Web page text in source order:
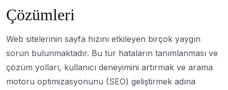
Çözümleri
Web sitelerinin sayfa hızını etkileyen birçok yaygın
sorun bulunmaktadır. Bu tür hataların tanımlanması ve
çözüm yolları, kullanıcı deneyimini artırmak ve arama
motoru optimizasyonunu (SEO) geliştirmek adına